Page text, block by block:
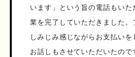
います」という旨の電話もいた
業を完了していただきました。
しみじみ感じながらお支払いを
お話しもさせていただいたので